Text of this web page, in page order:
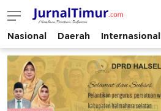
JurnalTimur.com
Membaca Peristiwa Indonesia
Nasional Daerah Internasional